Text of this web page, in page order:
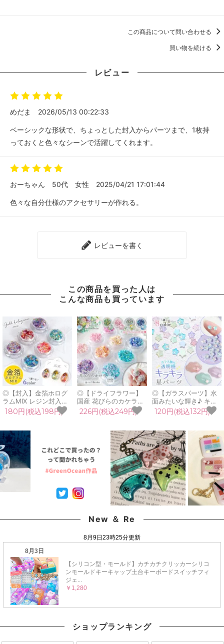
この商品について問い合わせる
買い物を続ける
レビュー
めだま 2026/05/13 00:22:33
ベーシックな形状で、ちょっとした封入からパーツまで、1枚持
っておくと色々なシーンで活躍してくれます。
おーちゃん 50代 女性 2025/04/21 17:01:44
色々な自分仕様のアクセサリーが作れる。
レビューを書く
この商品を買った人は
こんな商品も買っています
◎【封入】金箔ホログ
ラムMIX レジン封入素
材 封入パーツ フレーク
デコパーツ ケース入り
シャカ キラキラ ネイル
UVレジン 手芸 クラフ
ト《選べる6色》
180円(税込198円)
◎【ドライフラワー】
国産 花びらのカケラ
MIX プリザーブドフラ
ワー レジン封入素材 封
本物 欠片 少量
GreenOceanオリジナ
ルブレンド♪《選べる
18色》
226円(税込249円)
◎【ガラスパーツ】水
面みたいな輝き♪ キラ
キラ偏光オーロラ星パ
ーツ 20個 6mm デコパ
カボション 貼付け レジ
ン封入素材 ネイル クラ
フト 手芸《選べる6
色》
120円(税込132円)
New ＆ Re
ショップランキング